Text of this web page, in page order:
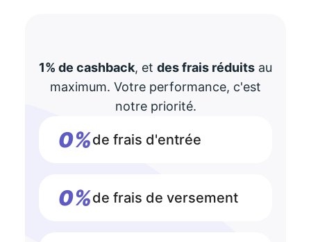
1% de cashback, et des frais réduits au
maximum. Votre performance, c'est
notre priorité.
0%de frais d'entrée
0%de frais de versement